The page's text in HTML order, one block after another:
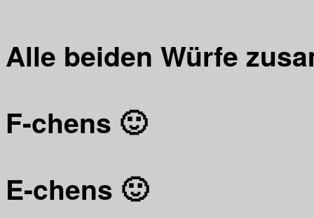
Alle beiden Würfe
F-chens 🙂
E-chens 🙂